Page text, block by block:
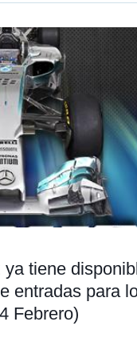
tiene
entradas para
Febrero)